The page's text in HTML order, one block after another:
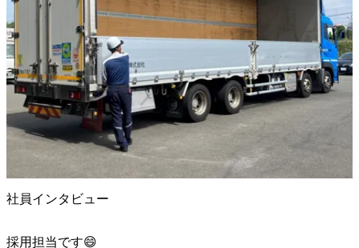
社員インタビュー
採用担当です😄